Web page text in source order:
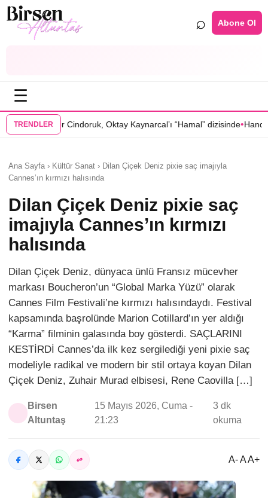
⌕ Abone Ol
☰
TRENDLER
Oktay Kaynarcal’ı “Hamal” dizisinde•Hande Elaman, “Tutsak
Ana Sayfa › Kültür Sanat › Dilan Çiçek Deniz pixie saç imajıyla
Cannes’ın kırmızı halısında
Dilan Çiçek Deniz pixie saç
imajıyla Cannes’ın kırmızı
halısında
Dilan Çiçek Deniz, dünyaca ünlü Fransız mücevher
markası Boucheron’un “Global Marka Yüzü” olarak
Cannes Film Festivali’ne kırmızı halısındaydı. Festival
kapsamında başrolünde Marion Cotillard’ın yer aldığı
“Karma” filminin galasında boy gösterdi. SAÇLARINI
KESTİRDİ Cannes’da ilk kez sergilediği yeni pixie saç
modeliyle radikal ve modern bir stil ortaya koyan Dilan
Çiçek Deniz, Zuhair Murad elbisesi, Rene Caovilla […]
Birsen
Altuntaş
15 Mayıs 2026, Cuma -
21:23
3 dk
okuma
A- A A+